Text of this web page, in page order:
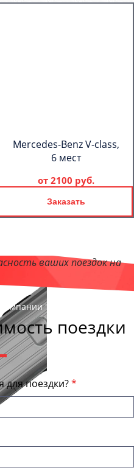
Mercedes-Benz V-class,
6 мест
от 2100 руб.
Заказать
ваших поездок на
компании "СургутБас"
поездки
для поездки?